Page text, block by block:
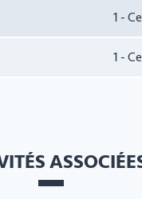
1 -
1 -